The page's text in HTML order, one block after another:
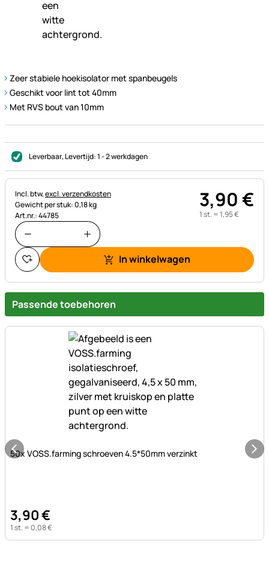
Zeer stabiele hoekisolator met spanbeugels
Geschikt voor lint tot 40mm
Met RVS bout van 10mm
Leverbaar, Levertijd:1 - 2 werkdagen
Belastinginformatie:
Incl. btw,excl. verzendkosten
Gewicht per stuk: 0,18 kg
Art.nr.: 44785
3,90€
1 st. =1,95€
In winkelwagen
Passende toebehoren
Nog geen beoordelingen geplaatst
50x VOSS.farming schroeven 4.5*50mm verzinkt
3,90€
1 st. = 0,08€